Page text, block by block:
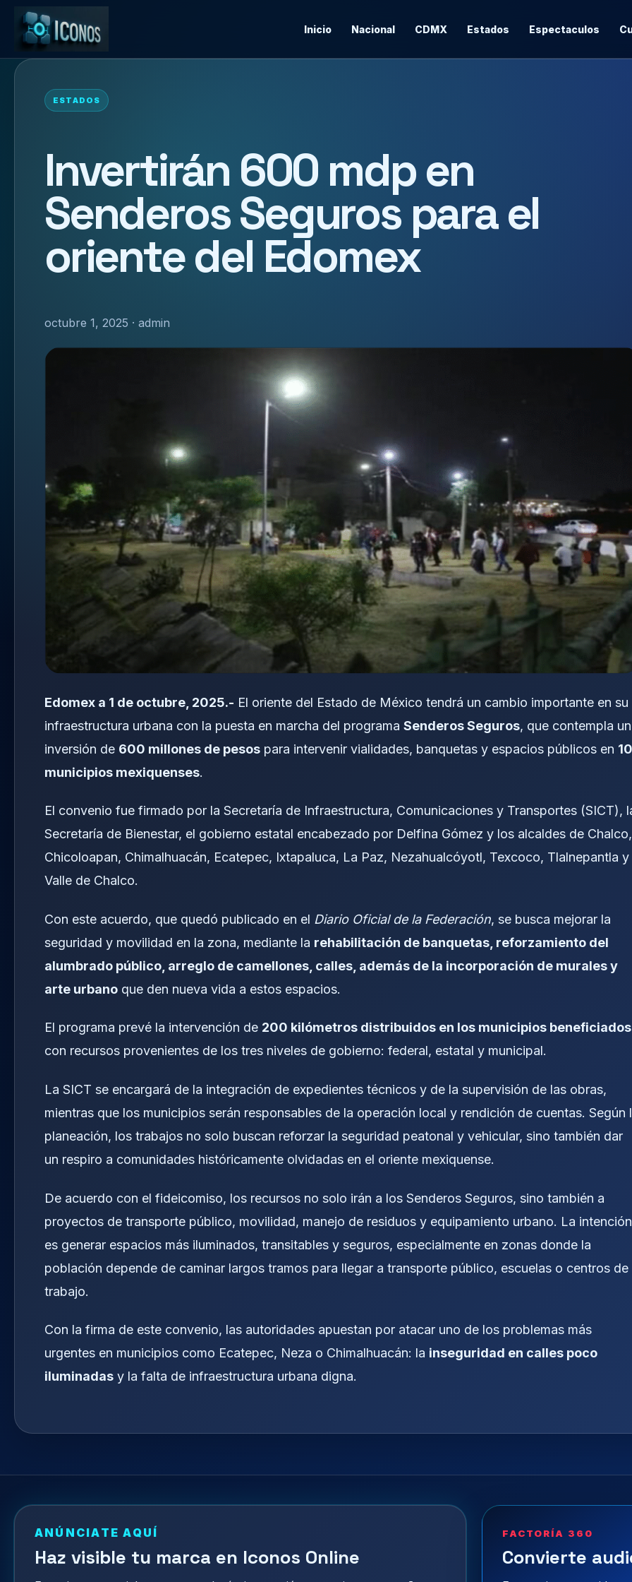
Inicio Nacional CDMX Estados Espectaculos
ESTADOS
Invertirán 600 mdp en
Senderos Seguros para el
oriente del Edomex
octubre 1, 2025 · admin
Edomex a 1 de octubre, 2025.- El oriente del Estado de México tendrá un cambio importante en su
infraestructura urbana con la puesta en marcha del programa Senderos Seguros, que contempla
inversión de 600 millones de pesos para intervenir vialidades, banquetas y espacios públicos en 10
municipios mexiquenses.
El convenio fue firmado por la Secretaría de Infraestructura, Comunicaciones y Transportes (SICT),
Secretaría de Bienestar, el gobierno estatal encabezado por Delfina Gómez y los alcaldes de Chalco,
Chicoloapan, Chimalhuacán, Ecatepec, Ixtapaluca, La Paz, Nezahualcóyotl, Texcoco, Tlalnepantla y
Valle de Chalco.
Con este acuerdo, que quedó publicado en el Diario Oficial de la Federación, se busca mejorar la
seguridad y movilidad en la zona, mediante la rehabilitación de banquetas, reforzamiento del
alumbrado público, arreglo de camellones, calles, además de la incorporación de murales y
arte urbano que den nueva vida a estos espacios.
El programa prevé la intervención de 200 kilómetros distribuidos en los municipios beneficiados
con recursos provenientes de los tres niveles de gobierno: federal, estatal y municipal.
La SICT se encargará de la integración de expedientes técnicos y de la supervisión de las obras,
mientras que los municipios serán responsables de la operación local y rendición de cuentas. Según
planeación, los trabajos no solo buscan reforzar la seguridad peatonal y vehicular, sino también dar
un respiro a comunidades históricamente olvidadas en el oriente mexiquense.
De acuerdo con el fideicomiso, los recursos no solo irán a los Senderos Seguros, sino también a
proyectos de transporte público, movilidad, manejo de residuos y equipamiento urbano. La intención
es generar espacios más iluminados, transitables y seguros, especialmente en zonas donde la
población depende de caminar largos tramos para llegar a transporte público, escuelas o centros de
trabajo.
Con la firma de este convenio, las autoridades apuestan por atacar uno de los problemas más
urgentes en municipios como Ecatepec, Neza o Chimalhuacán: la inseguridad en calles poco
iluminadas y la falta de infraestructura urbana digna.
ANÚNCIATE AQUÍ
Haz visible tu marca en Iconos Online
FACTORÍA 360
Convierte